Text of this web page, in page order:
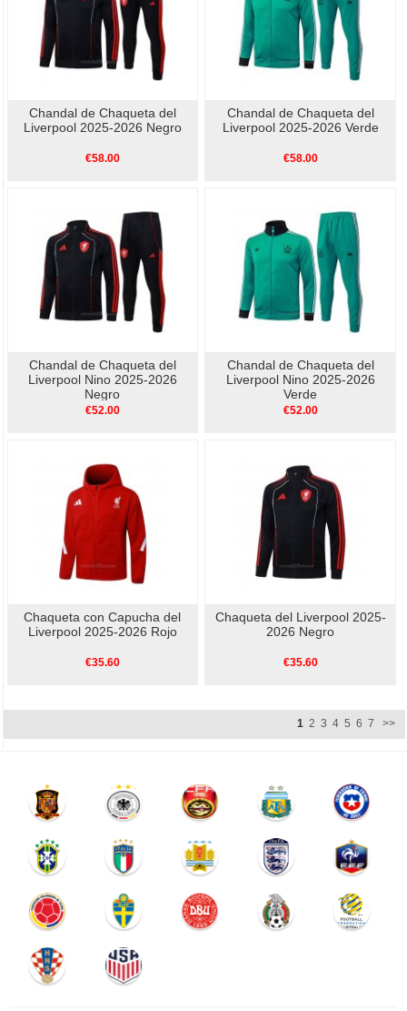
Chandal de Chaqueta del
Liverpool 2025-2026 Negro
€58.00
Chandal de Chaqueta del
Liverpool 2025-2026 Verde
€58.00
Chandal de Chaqueta del
Liverpool Nino 2025-2026
Negro
€52.00
Chandal de Chaqueta del
Liverpool Nino 2025-2026
Verde
€52.00
Chaqueta con Capucha del
Liverpool 2025-2026 Rojo
€35.60
Chaqueta del Liverpool 2025-
2026 Negro
€35.60
1 2 3 4 5 6 7 >>